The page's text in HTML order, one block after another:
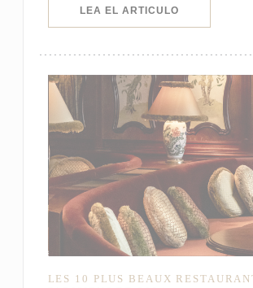
LEA EL ARTICULO((ABRE EN
LES 10 PLUS BEAUX